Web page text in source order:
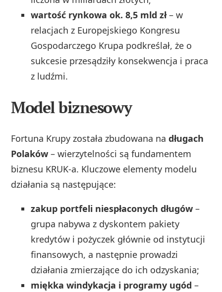
wartość rynkowa ok. 8,5 mld zł– w
relacjach z Europejskiego Kongresu
Gospodarczego Krupa podkreślał, że o
sukcesie przesądziły konsekwencja i praca
z ludźmi.
Model biznesowy
Fortuna Krupy została zbudowana nadługach
Polaków – wierzytelności są fundamentem
biznesu KRUK-a. Kluczowe elementy modelu
działania są następujące:
zakup portfeli niespłaconych długów –
grupa nabywa z dyskontem pakiety
kredytów i pożyczek głównie od instytucji
finansowych, a następnie prowadzi
działania zmierzające do ich odzyskania;
miękka windykacja i programy ugód –